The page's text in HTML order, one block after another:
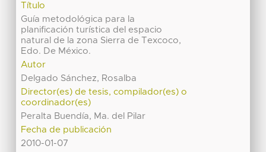
Título
Guía metodológica para la
planificación turística del espacio
natural de la zona Sierra de Texcoco,
Edo. De México.
Autor
Delgado Sánchez, Rosalba
Director(es) de tesis, compilador(es) o
coordinador(es)
Peralta Buendía, Ma. del Pilar
Fecha de publicación
2010-01-07